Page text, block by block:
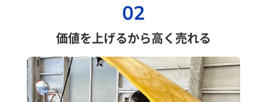
02
価値を上げるから高く売れる